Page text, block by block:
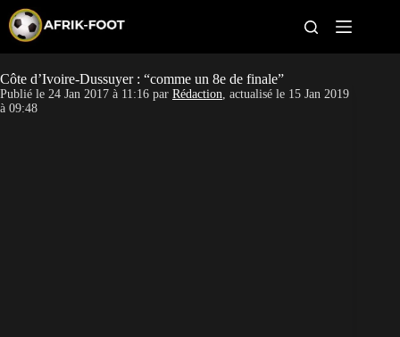
p
o
c
CAN féminine
Côte d’Ivoire-Dussuyer : “comme un 8e de finale”
Publié le 24 Jan 2017 à 11:16 par Rédaction, actualisé le 15 Jan 2019
à 09:48